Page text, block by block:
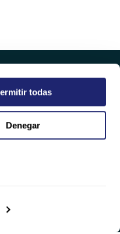
todas
Denegar